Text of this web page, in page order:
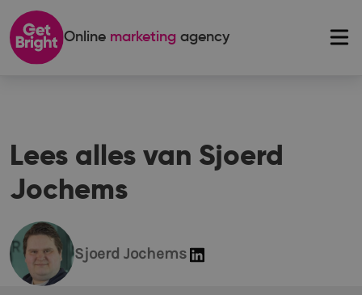
Online marketing agency
Lees alles van Sjoerd
Jochems
Sjoerd Jochems